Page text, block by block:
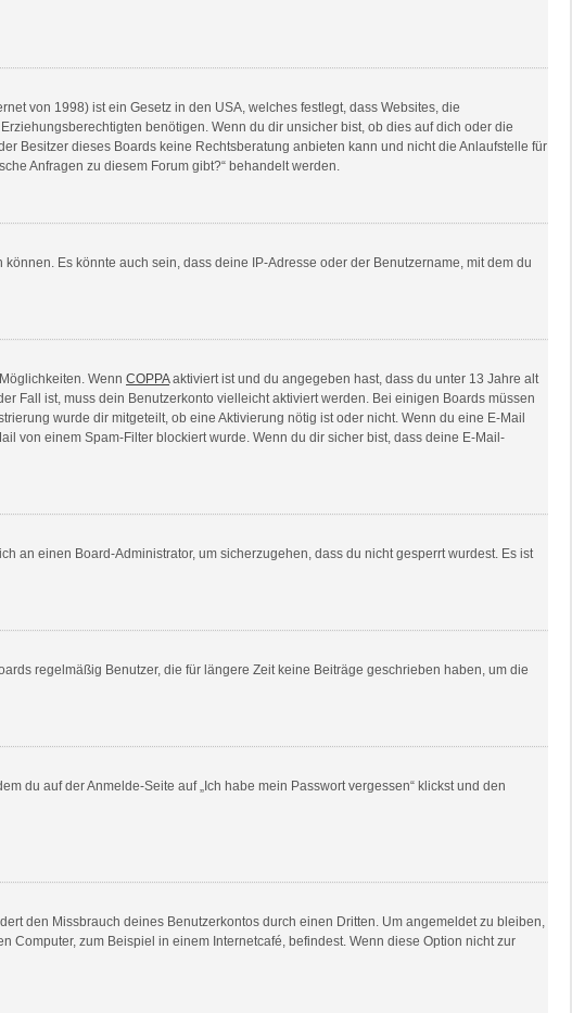
von 1998) ist ein Gesetz in den USA, welches festlegt, dass Websites, die
benötigen. Wenn du dir unsicher bist, ob dies auf dich oder die
Besitzer dieses Boards keine Rechtsberatung anbieten kann und nicht die Anlaufstelle für
Anfragen zu diesem Forum gibt?“ behandelt werden.
Es könnte auch sein, dass deine IP-Adresse oder der Benutzername, mit dem du
Wenn COPPAaktiviert ist und du angegeben hast, dass du unter 13 Jahre alt
Fall ist, muss dein Benutzerkonto vielleicht aktiviert werden. Bei einigen Boards müssen
wurde dir mitgeteilt, ob eine Aktivierung nötig ist oder nicht. Wenn du eine E-Mail
von einem Spam-Filter blockiert wurde. Wenn du dir sicher bist, dass deine E-Mail-
an einen Board-Administrator, um sicherzugehen, dass du nicht gesperrt wurdest. Es ist
regelmäßig Benutzer, die für längere Zeit keine Beiträge geschrieben haben, um die
du auf der Anmelde-Seite auf „Ich habe mein Passwort vergessen“ klickst und den
den Missbrauch deines Benutzerkontos durch einen Dritten. Um angemeldet zu bleiben,
Computer, zum Beispiel in einem Internetcafé, befindest. Wenn diese Option nicht zur